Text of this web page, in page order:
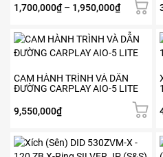
chọn
trang
sản
1,700,000₫ – 1,950,000₫Khoảng
từ
thể.
tùy
chọn
thể
chọn
trang
sản
CAM HÀNH TRÌNH VÀ DẪN
ĐƯỜNG CARPLAY AIO-5 LITE
9,550,000₫